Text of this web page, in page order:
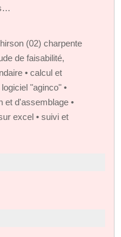
(02) charpente
de faisabilité,
• calcul et
"aginco" •
et d'assemblage •
excel • suivi et